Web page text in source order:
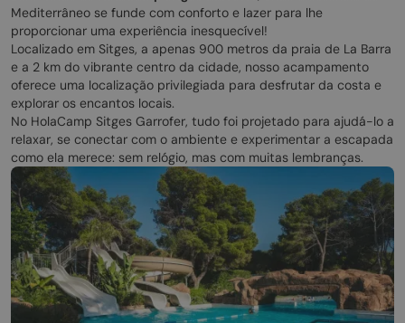
Mediterrâneo se funde com conforto e lazer para lhe
proporcionar uma experiência inesquecível!
Localizado em Sitges, a apenas 900 metros da praia de La Barra
e a 2 km do vibrante centro da cidade, nosso acampamento
oferece uma localização privilegiada para desfrutar da costa e
explorar os encantos locais.
No HolaCamp Sitges Garrofer, tudo foi projetado para ajudá-lo a
relaxar, se conectar com o ambiente e experimentar a escapada
como ela merece: sem relógio, mas com muitas lembranças.